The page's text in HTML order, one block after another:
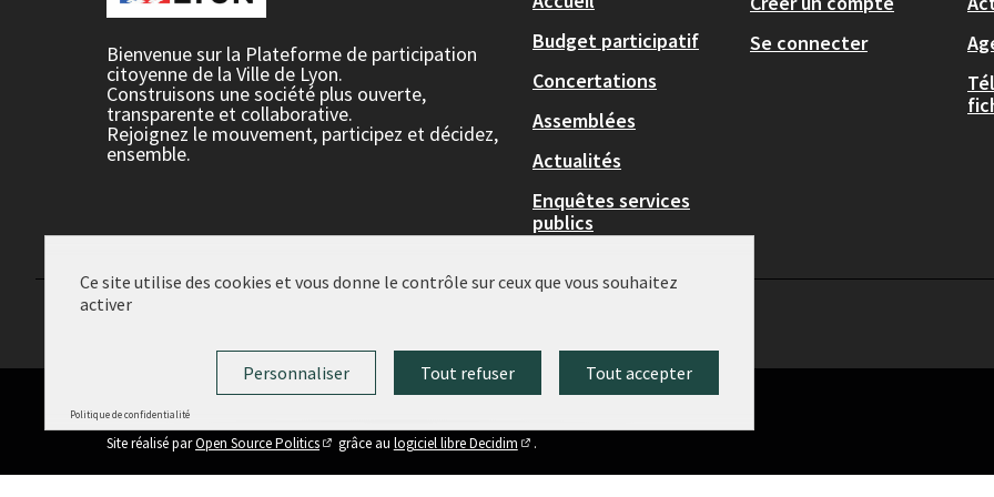
Bienvenue sur la Plateforme de participation
citoyenne de la Ville de Lyon.
Construisons une société plus ouverte,
transparente et collaborative.
Rejoignez le mouvement, participez et décidez,
ensemble.
Budget participatif
Concertations
Assemblées
Actualités
Enquêtes services
publics
Se connecter
(Lien externe)
Site réalisé parOpen Source Politics
(Lien externe)
grâce au logiciel libre Decidim .
Ce site utilise des cookies et vous donne le contrôle sur ceux que vous souhaitez
activer
Tout accepter
Tout refuser
Personnaliser
Politique de confidentialité